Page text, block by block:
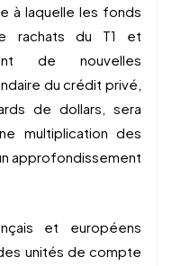
à laquelle les fonds
rachats du T1 et
de nouvelles
du crédit privé,
de dollars, sera
multiplication des
approfondissement
et européens
unités de compte